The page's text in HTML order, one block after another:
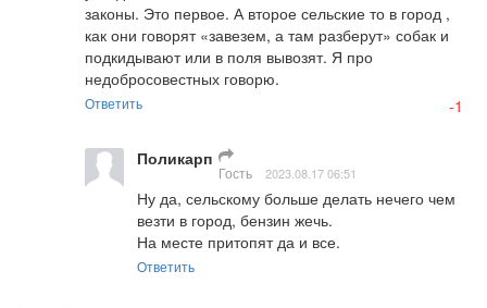
законы. Это первое. А второе сельские то в город ,
как они говорят «завезем, а там разберут» собак и
подкидывают или в поля вывозят. Я про
недобросовестных говорю.
Ответить -1
Поликарп
Гость 2023.08.17 06:51
Ну да, сельскому больше делать нечего чем
везти в город, бензин жечь.
На месте притопят да и все.
Ответить